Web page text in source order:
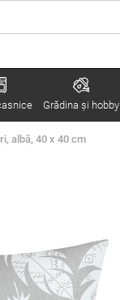
Grădina şi hobby
albă, 40 x 40 cm